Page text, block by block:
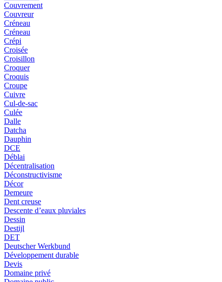
Couvrement
Couvreur
Créneau
Créneau
Crépi
Croisée
Croisillon
Croquer
Croquis
Croupe
Cuivre
Cul-de-sac
Culée
Dalle
Datcha
Dauphin
DCE
Déblai
Décentralisation
Déconstructivisme
Décor
Demeure
Dent creuse
Descente d’eaux pluviales
Dessin
Destijl
DET
Deutscher Werkbund
Développement durable
Devis
Domaine privé